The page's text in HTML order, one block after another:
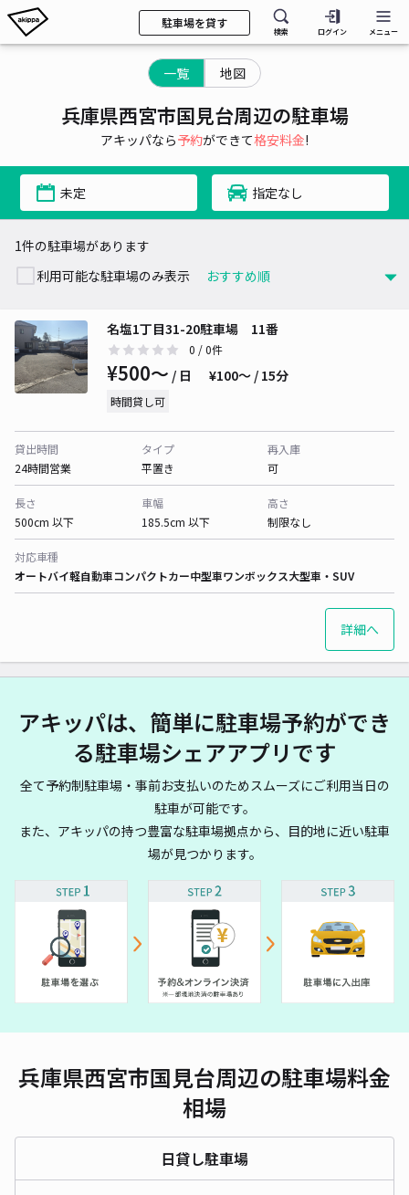
駐車場を貸す
検索 ログイン メニュー
一覧 地図
兵庫県西宮市国見台周辺の駐車場
アキッパなら予約ができて格安料金!
未定 指定なし
1件の駐車場があります
利用可能な駐車場のみ表示
名塩1丁目31-20駐車場 11番
0 / 0件
¥500〜 / 日 ¥100〜 / 15分
時間貸し可
貸出時間
24時間営業
タイプ
平置き
再入庫
可
長さ
500cm 以下
車幅
185.5cm 以下
高さ
制限なし
対応車種
オートバイ軽自動車コンパクトカー中型車ワンボックス大型車・SUV
詳細へ
アキッパは、簡単に駐車場予約ができ
る駐車場シェアアプリです
全て予約制駐車場・事前お支払いのためスムーズにご利用当日の
駐車が可能です。
また、アキッパの持つ豊富な駐車場拠点から、目的地に近い駐車
場が見つかります。
兵庫県西宮市国見台周辺の駐車場料金
相場
日貸し駐車場